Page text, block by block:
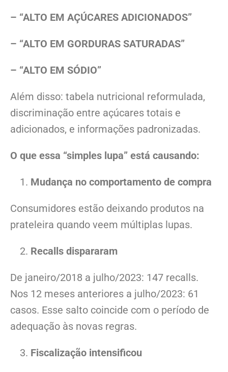
– “ALTO EM AÇÚCARES ADICIONADOS”
– “ALTO EM GORDURAS SATURADAS”
– “ALTO EM SÓDIO”
Além disso: tabela nutricional reformulada,
discriminação entre açúcares totais e
adicionados, e informações padronizadas.
O que essa “simples lupa” está causando:
Mudança no comportamento de compra
Consumidores estão deixando produtos na
prateleira quando veem múltiplas lupas.
Recalls dispararam
De janeiro/2018 a julho/2023: 147 recalls.
Nos 12 meses anteriores a julho/2023: 61
casos. Esse salto coincide com o período de
adequação às novas regras.
Fiscalização intensificou